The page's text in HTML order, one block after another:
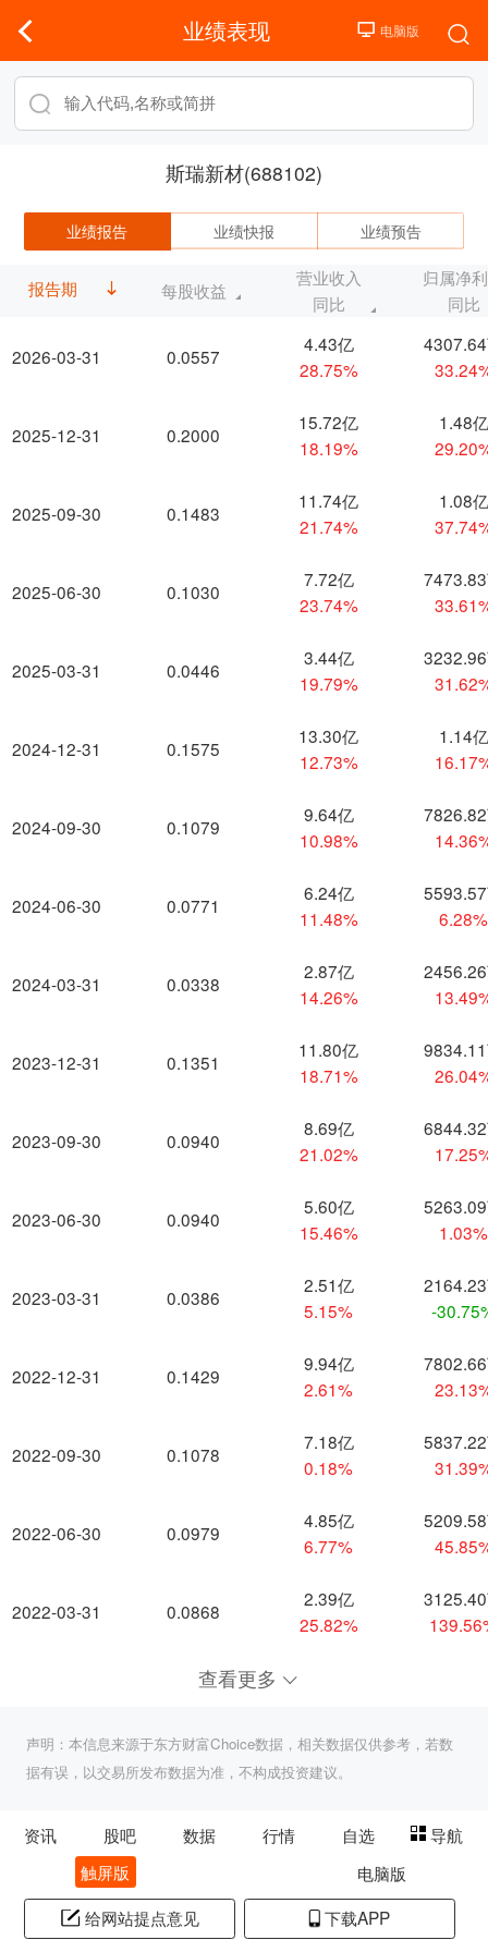
业绩表现
斯瑞新材(688102)
业绩报告 业绩快报 业绩预告
报告期
2026-03-31
2025-12-31
2025-09-30
2025-06-30
2025-03-31
2024-12-31
2024-09-30
2024-06-30
2024-03-31
2023-12-31
2023-09-30
2023-06-30
2023-03-31
2022-12-31
2022-09-30
2022-06-30
2022-03-31
每股收益
营业收入
同比
归属净
同比
0.0557
4.43亿
28.75%
0.2000
15.72亿
18.19%
1.48亿
0.1483
11.74亿
21.74%
1.08亿
0.1030
7.72亿
23.74%
0.0446
3.44亿
19.79%
0.1575
13.30亿
12.73%
1.14亿
0.1079
9.64亿
10.98%
0.0771
6.24亿
11.48%
6.28%
0.0338
2.87亿
14.26%
0.1351
11.80亿
18.71%
0.0940
8.69亿
21.02%
0.0940
5.60亿
15.46%
1.03%
0.0386
2.51亿
5.15%
-
0.1429
9.94亿
2.61%
0.1078
7.18亿
0.18%
0.0979
4.85亿
6.77%
0.0868
2.39亿
25.82%
查看更多
声明：本信息来源于东方财富Choice数据，相关数据仅供参考，若数
据有误，以交易所发布数据为准，不构成投资建议。
资讯 股吧 数据 行情 自选
导航
触屏版
电脑版
给网站提点意见
下载APP